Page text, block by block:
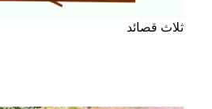
ثلاث قصائد